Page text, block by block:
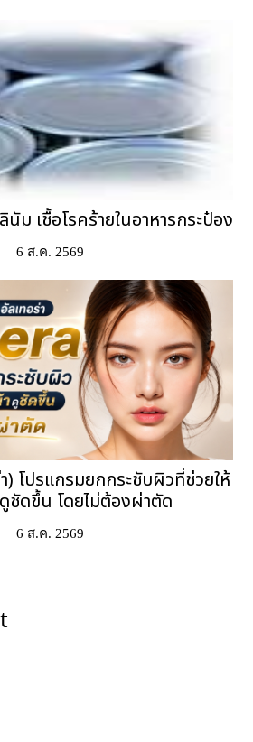
ม เชื้อโรคร้ายในอาหารกระป๋อง
6 ส.ค. 2569
โปรแกรมยกกระชับผิวที่ช่วยให้
ชัดขึ้น โดยไม่ต้องผ่าตัด
6 ส.ค. 2569